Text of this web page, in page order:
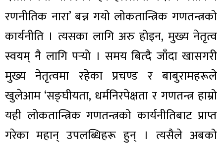
रणनीतिक नारा’ बन्न गयो लोकतान्त्रिक गणतन्त्रको
कार्यनीति । त्यसका लागि अरु होइन, मुख्य नेतृत्व
स्वयम् नै लागि पर्‍यो । समय बित्दै जाँदा खासगरी
मुख्य नेतृत्वमा रहेका प्रचण्ड र बाबुरामहरूले
खुलेआम ‘सङ्घीयता, धर्मनिरपेक्षता र गणतन्त्र हाम्रो
यही लोकतान्त्रिक गणतन्त्रको कार्यनीतिबाट प्राप्त
गरेका महान् उपलब्धिहरू हुन् । त्यसैले अबको